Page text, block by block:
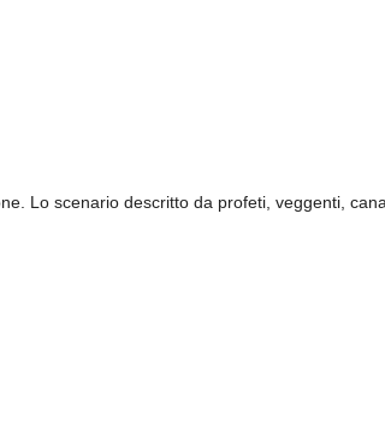
Lo scenario descritto da profeti, veggenti,